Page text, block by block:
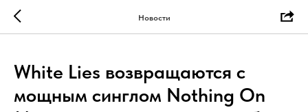
Новости
White Lies возвращаются с
мощным синглом Nothing On